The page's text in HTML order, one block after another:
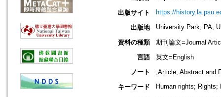
出版サイト https://
出版地 University Park, PA,
資料の種類
期刊論文=Journal
言語
英文=English
ノート
;Article; Abstract and
キーワード
Human rights; Rights;